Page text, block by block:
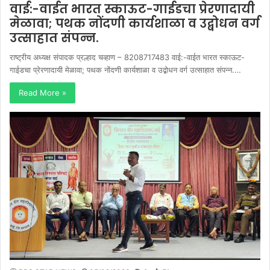
वाई:-वाईत भारत स्काऊट-गाईडचा प्रेरणादायी
मेळावा; पथक नोंदणी कार्यशाळा व उद्बोधन वर्ग
उत्साहात संपन्न.
राष्ट्रीय अध्यक्ष संपादक प्रल्हाद चव्हाण – 8208717483 वाई:-वाईत भारत स्काऊट-
गाईडचा प्रेरणादायी मेळावा; पथक नोंदणी कार्यशाळा व उद्बोधन वर्ग उत्साहात संपन्न.…
Read More »